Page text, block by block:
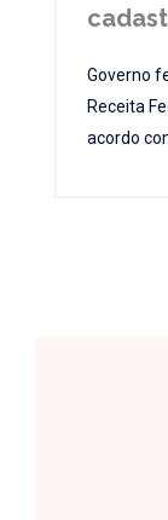
Governo
Receita
acordo